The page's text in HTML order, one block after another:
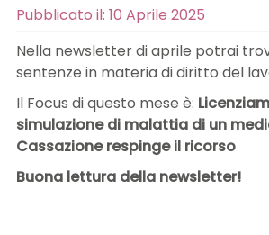
CHI SONO
PRENOTA
Pubblicato il: 10 Aprile 2025
Nella newsletter di aprile potrai
sentenze in materia di diritto del
Il Focus di questo mese è:
simulazione di malattia di un
Cassazione respinge il ricorso
Buona lettura della newsletter!